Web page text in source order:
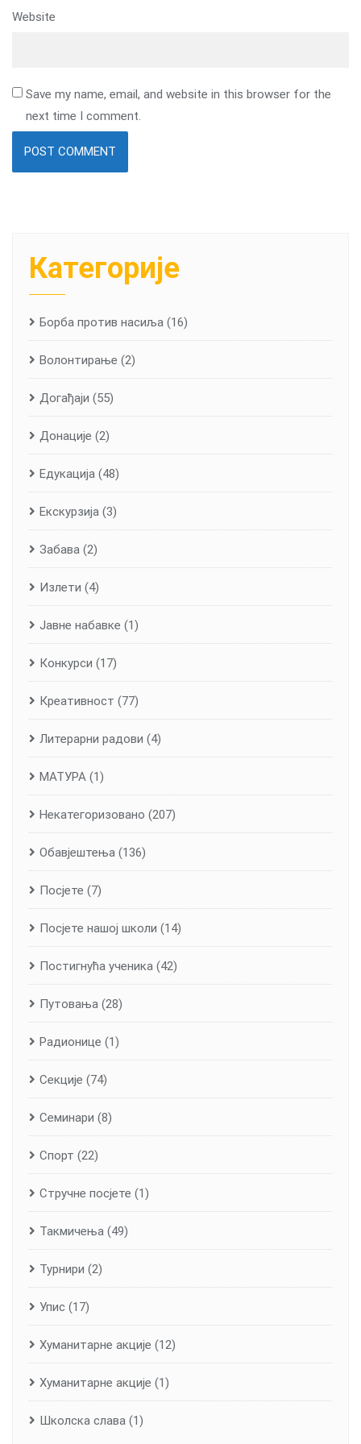
Website
Save my name, email, and website in this browser for the
next time I comment.
Категорије
Борба против насиља (16)
Волонтирање (2)
Догађаји (55)
Донације (2)
Едукација (48)
Екскурзија (3)
Забава (2)
Излети (4)
Јавне набавке (1)
Конкурси (17)
Креативност (77)
Литерарни радови (4)
МАТУРА (1)
Некатегоризовано (207)
Обавјештења (136)
Посјете (7)
Посјете нашој школи (14)
Постигнућа ученика (42)
Путовања (28)
Радионице (1)
Секције (74)
Семинари (8)
Спорт (22)
Стручне посјете (1)
Такмичења (49)
Турнири (2)
Упис (17)
Хуманитарне aкције (12)
Хуманитарне акције (1)
Школска слава (1)